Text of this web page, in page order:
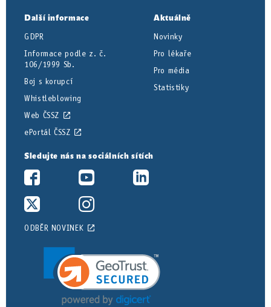
Další informace
GDPR
Informace podle z. č.
106/1999 Sb.
Boj s korupcí
Whistleblowing
Web ČSSZ
ePortál ČSSZ
Aktuálně
Novinky
Pro lékaře
Pro média
Statistiky
Sledujte nás na sociálních sítích
ODBĚR NOVINEK